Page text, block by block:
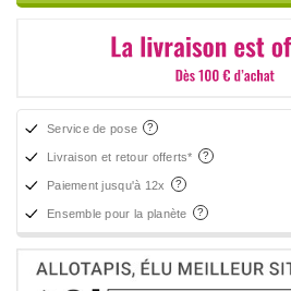
Service de pose
Livraison et retour offerts*
Paiement jusqu'à 12x
Ensemble pour la planète